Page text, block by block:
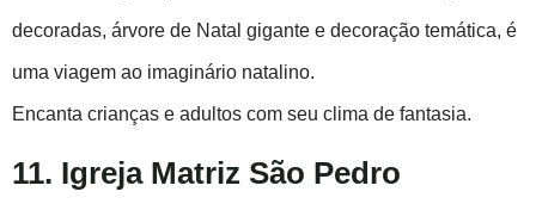
decoradas, árvore de Natal gigante e decoração temática, é
uma viagem ao imaginário natalino.
Encanta crianças e adultos com seu clima de fantasia.
11. Igreja Matriz São Pedro